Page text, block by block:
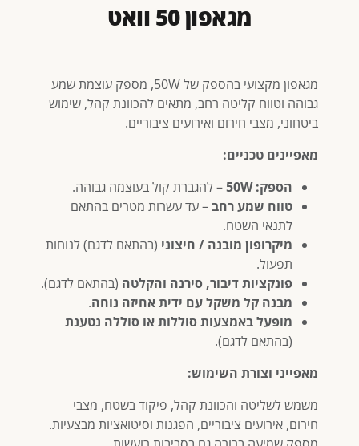
מגאפון 50 וואט
מגאפון מקצועי בהספק של 50W, מספק עוצמת שמע
גבוהה וטווח קליטה רחב, מתאים להכוונת קהל, שימוש
ביטחוני, מצבי חירום ואירועים ציבוריים.
מאפיינים טכניים:
הספק: 50W
– להגברת קול בעוצמה גבוהה.
טווח שמע רחב– עד עשרות מטרים בהתאם
לתנאי השטח.
מיקרופון מובנה / חיצוני (בהתאם לדגם) לנוחות
תפעול.
פונקציות דיבור, סירנה והקלטה (בהתאם לדגם).
מבנה קל משקל עם ידית אחיזה נוחה.
מופעל באמצעות סוללות או סוללה נטענת
(בהתאם לדגם).
מאפייני וצורת השימוש:
משמש לשליטה והכוונת קהל, פיקוד בשטח, מצבי
חירום, אירועים ציבוריים, הפגנות וסיטואציות מבצעיות.